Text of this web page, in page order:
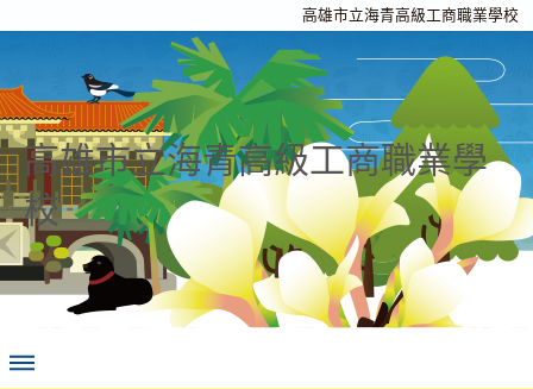
高雄市立海青高級工商職業學校
高雄市立海青高級工商職業學
校